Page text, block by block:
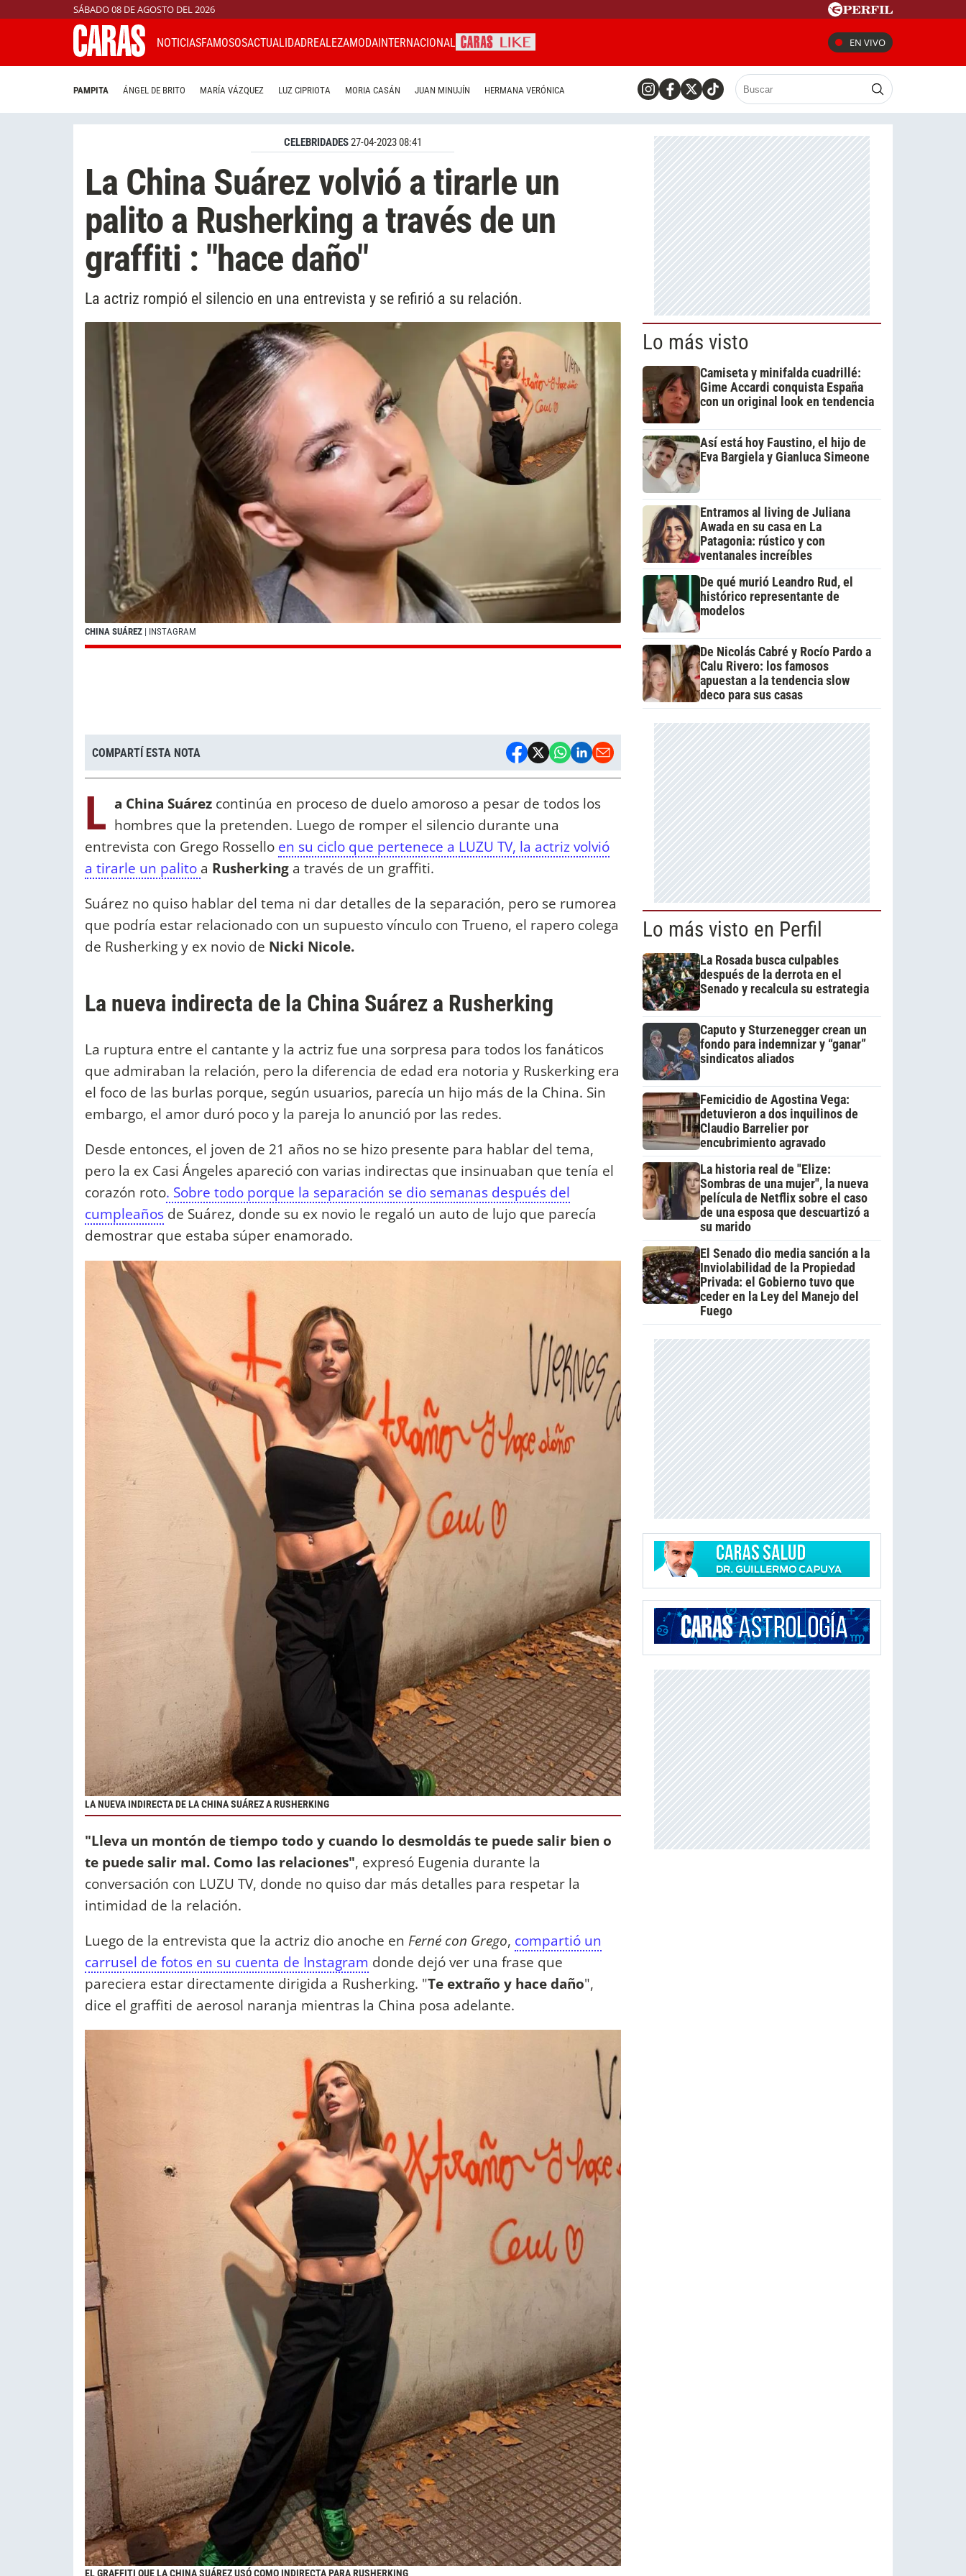
SÁBADO 08 DE AGOSTO DEL 2026
NOTICIASFAMOSOSACTUALIDADREALEZAMODAINTERNACIONAL EN VIVO
PAMPITA ÁNGEL DE BRITO MARÍA VÁZQUEZ LUZ CIPRIOTA MORIA CASÁN JUAN MINUJÍN HERMANA VERÓNICA
CELEBRIDADES27-04-2023 08:41
La China Suárez volvió a tirarle un
palito a Rusherking a través de un
graffiti : "hace daño"
La actriz rompió el silencio en una entrevista y se refirió a su relación.
CHINA SUÁREZ | INSTAGRAM
COMPARTÍ ESTA NOTA
L a China Suárez continúa en proceso de duelo amoroso a pesar de todos los
hombres que la pretenden. Luego de romper el silencio durante una
entrevista con Grego Rossello en su ciclo que pertenece a LUZU TV, la actriz volvió
a tirarle un palito a Rusherking a través de un graffiti.
Suárez no quiso hablar del tema ni dar detalles de la separación, pero se rumorea
que podría estar relacionado con un supuesto vínculo con Trueno, el rapero colega
de Rusherking y ex novio de Nicki Nicole.
La nueva indirecta de la China Suárez a Rusherking
La ruptura entre el cantante y la actriz fue una sorpresa para todos los fanáticos
que admiraban la relación, pero la diferencia de edad era notoria y Ruskerking era
el foco de las burlas porque, según usuarios, parecía un hijo más de la China. Sin
embargo, el amor duró poco y la pareja lo anunció por las redes.
Desde entonces, el joven de 21 años no se hizo presente para hablar del tema,
pero la ex Casi Ángeles apareció con varias indirectas que insinuaban que tenía el
corazón roto. Sobre todo porque la separación se dio semanas después del
cumpleaños de Suárez, donde su ex novio le regaló un auto de lujo que parecía
demostrar que estaba súper enamorado.
LA NUEVA INDIRECTA DE LA CHINA SUÁREZ A RUSHERKING
"Lleva un montón de tiempo todo y cuando lo desmoldás te puede salir bien o
te puede salir mal. Como las relaciones", expresó Eugenia durante la
conversación con LUZU TV, donde no quiso dar más detalles para respetar la
intimidad de la relación.
Luego de la entrevista que la actriz dio anoche en Ferné con Grego, compartió un
carrusel de fotos en su cuenta de Instagram donde dejó ver una frase que
pareciera estar directamente dirigida a Rusherking. "Te extraño y hace daño",
dice el graffiti de aerosol naranja mientras la China posa adelante.
Lo más visto
Camiseta y minifalda cuadrillé:
Gime Accardi conquista España
con un original look en tendencia
Así está hoy Faustino, el hijo de
Eva Bargiela y Gianluca Simeone
Entramos al living de Juliana
Awada en su casa en La
Patagonia: rústico y con
ventanales increíbles
De qué murió Leandro Rud, el
histórico representante de
modelos
De Nicolás Cabré y Rocío Pardo a
Calu Rivero: los famosos
apuestan a la tendencia slow
deco para sus casas
Lo más visto en Perfil
La Rosada busca culpables
después de la derrota en el
Senado y recalcula su estrategia
Caputo y Sturzenegger crean un
fondo para indemnizar y “ganar”
sindicatos aliados
Femicidio de Agostina Vega:
detuvieron a dos inquilinos de
Claudio Barrelier por
encubrimiento agravado
La historia real de "Elize:
Sombras de una mujer", la nueva
película de Netflix sobre el caso
de una esposa que descuartizó a
su marido
El Senado dio media sanción a la
Inviolabilidad de la Propiedad
Privada: el Gobierno tuvo que
ceder en la Ley del Manejo del
Fuego